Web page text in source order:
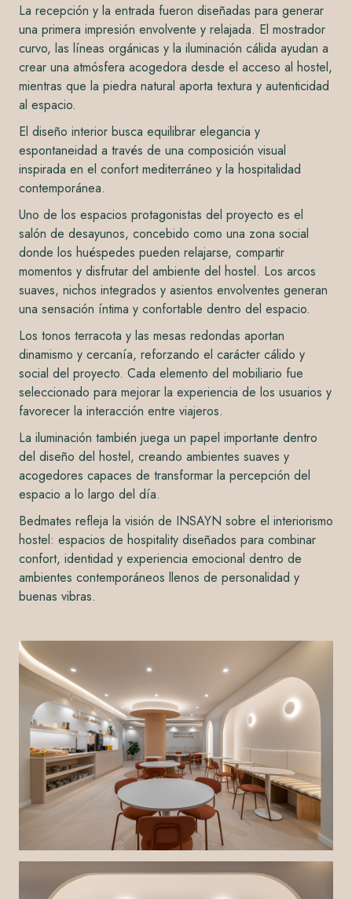
La recepción y la entrada fueron diseñadas para generar
una primera impresión envolvente y relajada. El mostrador
curvo, las líneas orgánicas y la iluminación cálida ayudan a
crear una atmósfera acogedora desde el acceso al hostel,
mientras que la piedra natural aporta textura y autenticidad
al espacio.
El diseño interior busca equilibrar elegancia y
espontaneidad a través de una composición visual
inspirada en el confort mediterráneo y la hospitalidad
contemporánea.
Uno de los espacios protagonistas del proyecto es el
salón de desayunos, concebido como una zona social
donde los huéspedes pueden relajarse, compartir
momentos y disfrutar del ambiente del hostel. Los arcos
suaves, nichos integrados y asientos envolventes generan
una sensación íntima y confortable dentro del espacio.
Los tonos terracota y las mesas redondas aportan
dinamismo y cercanía, reforzando el carácter cálido y
social del proyecto. Cada elemento del mobiliario fue
seleccionado para mejorar la experiencia de los usuarios y
favorecer la interacción entre viajeros.
La iluminación también juega un papel importante dentro
del diseño del hostel, creando ambientes suaves y
acogedores capaces de transformar la percepción del
espacio a lo largo del día.
Bedmates refleja la visión de INSAYN sobre el interiorismo
hostel: espacios de hospitality diseñados para combinar
confort, identidad y experiencia emocional dentro de
ambientes contemporáneos llenos de personalidad y
buenas vibras.